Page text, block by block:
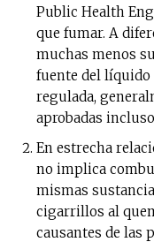
Public Health
que fumar. A
muchas menos
fuente del líquido
regulada,
aprobadas
En estrecha
no implica
mismas
cigarrillos al
causantes de las